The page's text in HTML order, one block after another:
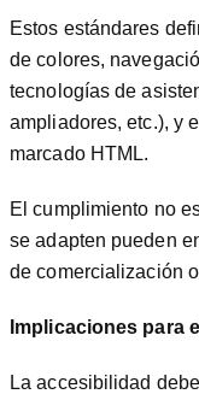
Estos estándares
de colores,
tecnologías de
ampliadores, etc.), y
marcado HTML.
El cumplimiento no
se adapten pueden
de comercialización
Implicaciones para
La accesibilidad